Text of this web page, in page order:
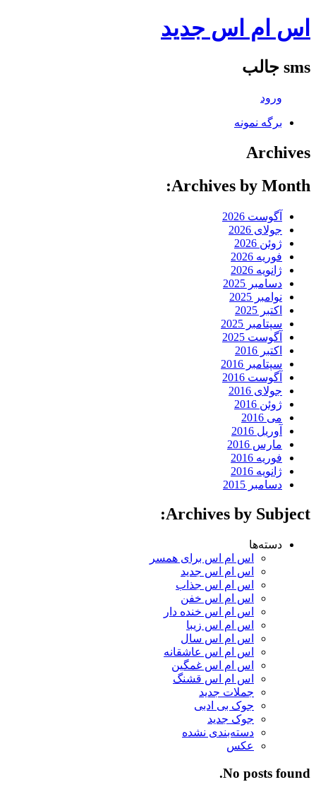
اس ام اس جدید
sms جالب
ورود
برگه نمونه
Archives
Archives by Month:
آگوست 2026
جولای 2026
ژوئن 2026
فوریه 2026
ژانویه 2026
دسامبر 2025
نوامبر 2025
اکتبر 2025
سپتامبر 2025
آگوست 2025
اکتبر 2016
سپتامبر 2016
آگوست 2016
جولای 2016
ژوئن 2016
می 2016
آوریل 2016
مارس 2016
فوریه 2016
ژانویه 2016
دسامبر 2015
Archives by Subject:
دسته‌ها
اس ام اس برای همسر
اس ام اس جدید
اس ام اس جذاب
اس ام اس خفن
اس ام اس خنده دار
اس ام اس زیبا
اس ام اس سال
اس ام اس عاشقانه
اس ام اس غمگین
اس ام اس قشنگ
جملات جدید
جوک بی ادبی
جوک جدید
دسته‌بندی نشده
عکس
No posts found.